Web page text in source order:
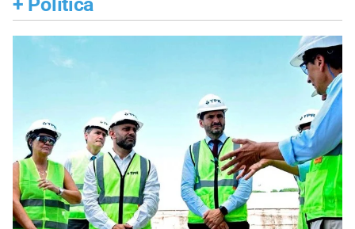
+ Política